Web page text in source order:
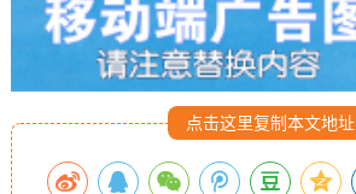
点击这里复制本文地址